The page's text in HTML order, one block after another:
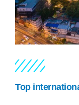
Top